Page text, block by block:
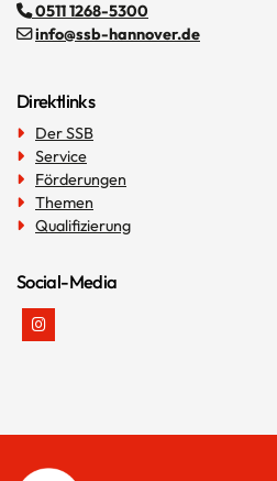
0511 1268-5300
info@ssb-hannover.de
Direktlinks
Der SSB
Service
Förderungen
Themen
Qualifizierung
Social-Media
Übungsleitende
Sportinteressierte
Auskunftsportal Vereinsangebote
Sportabzeichen (für Sportinteressierte)
DSA im SSB
Der SSB